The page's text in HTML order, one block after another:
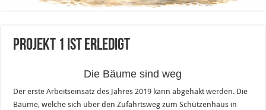
Projekt 1 ist erledigt
Die Bäume sind weg
Der erste Arbeitseinsatz des Jahres 2019 kann abgehakt werden. Die
Bäume, welche sich über den Zufahrtsweg zum Schützenhaus in